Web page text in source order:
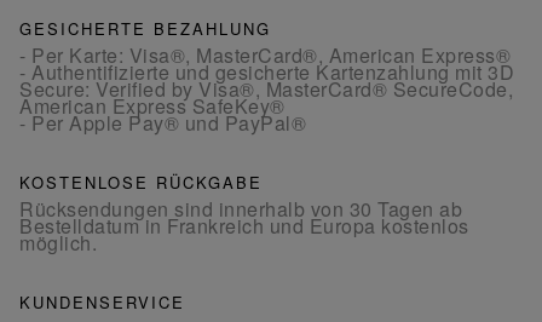
GESICHERTE BEZAHLUNG
- Per Karte: Visa®, MasterCard®, American Express®
- Authentifizierte und gesicherte Kartenzahlung mit 3D
Secure: Verified by Visa®, MasterCard® SecureCode,
American Express SafeKey®
- Per Apple Pay® und PayPal®
KOSTENLOSE RÜCKGABE
Rücksendungen sind innerhalb von 30 Tagen ab
Bestelldatum in Frankreich und Europa kostenlos
möglich.
KUNDENSERVICE